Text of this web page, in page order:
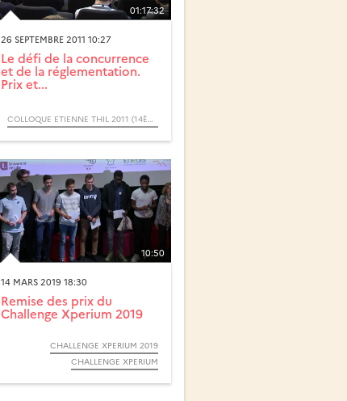
01:17:32
26 SEPTEMBRE 2011 10:27
Le défi de la concurrence
et de la réglementation.
Prix et...
COLLOQUE ETIENNE THIL 2011 (14ÈME ÉDITION)
10:50
14 MARS 2019 18:30
Remise des prix du
Challenge Xperium 2019
CHALLENGE XPERIUM 2019
CHALLENGE XPERIUM